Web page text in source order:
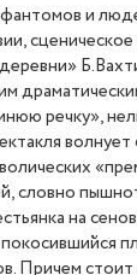
и
речку»,
словно
на
Причем стоит